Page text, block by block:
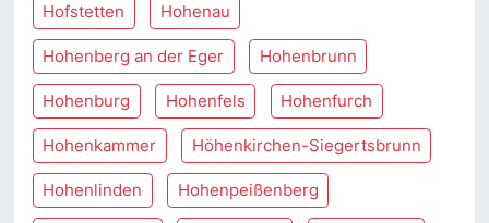
Hofstetten Hohenau
Hohenberg an der Eger Hohenbrunn
Hohenburg Hohenfels Hohenfurch
Hohenkammer Höhenkirchen-Siegertsbrunn
Hohenlinden Hohenpeißenberg